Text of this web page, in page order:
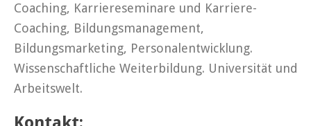
Coaching, Karriereseminare und Karriere-
Coaching, Bildungsmanagement,
Bildungsmarketing, Personalentwicklung.
Wissenschaftliche Weiterbildung. Universität und
Arbeitswelt.